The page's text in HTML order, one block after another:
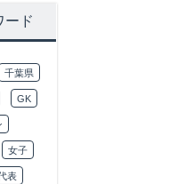
ード
千葉県
GK
女子
表